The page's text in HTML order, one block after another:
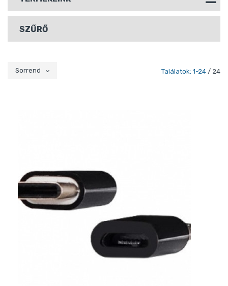
SZŰRŐ
Sorrend Találatok: 1-24 / 24